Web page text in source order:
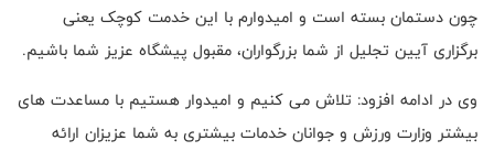
چون دستمان بسته است و امیدوارم با این خدمت کوچک یعنی
برگزاری آیین تجلیل از شما بزرگواران، مقبول پیشگاه عزیز شما باشیم.
وی در ادامه افزود: تلاش می کنیم و امیدوار هستیم با مساعدت های
بیشتر وزارت ورزش و جوانان خدمات بیشتری به شما عزیزان ارائه